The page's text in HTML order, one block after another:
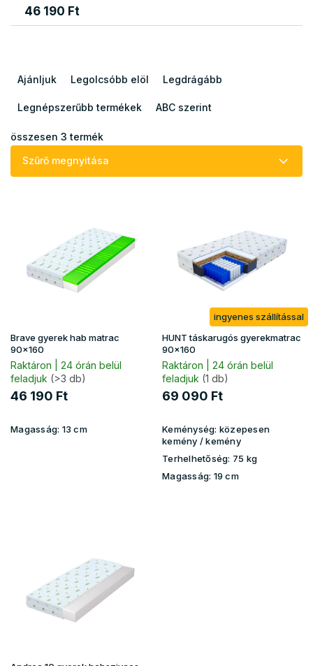
46 190 Ft
e
m
k
Ajánljuk Legolcsóbb elöl Legdrágább
Legnépszerűbb termékek ABC szerint
összesen 3 termék
Szűrő megnyitása
i
s
t
á
j
Brave gyerek hab matrac
90x160
Raktáron | 24 órán belül
feladjuk (>3 db)
46 190 Ft
Magasság: 13 cm
ingyenes szállítással
HUNT táskarugós gyerekmatrac
90x160
Raktáron | 24 órán belül
feladjuk (1 db)
69 090 Ft
Keménység: közepesen
kemény / kemény
Terhelhetőség: 75 kg
Magasság: 19 cm